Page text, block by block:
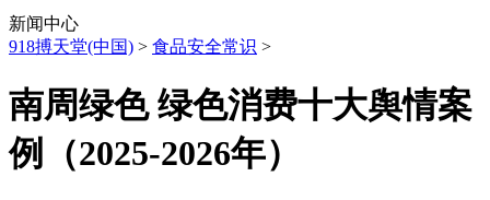
新闻中心
918搏天堂(中国) > 食品安全常识 >
南周绿色 绿色消费十大舆情案
例（2025-2026年）